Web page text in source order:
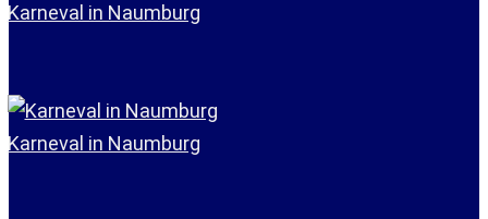
Karneval in Naumburg
Karneval in Naumburg